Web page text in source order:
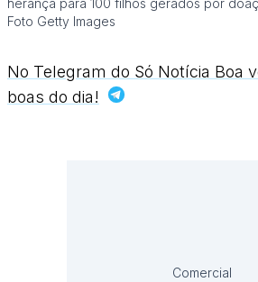
herança para 100 filhos gerados por
Foto Getty Images
No Telegram do Só Notícia Boa
boas do dia!
Comercial